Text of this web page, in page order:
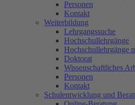
Personen
Kontakt
Weiterbildung
Lehrgangssuche
Hochschullehrgänge
Hochschullehrgänge
Doktorat
Wissenschaftliches
Personen
Kontakt
Schulentwicklung und